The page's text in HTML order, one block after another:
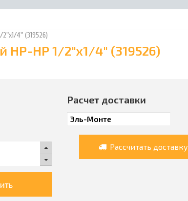
4" (319526)
НР-НР 1/2"х1/4" (319526)
Расчет доставки
Рассчитать доставку